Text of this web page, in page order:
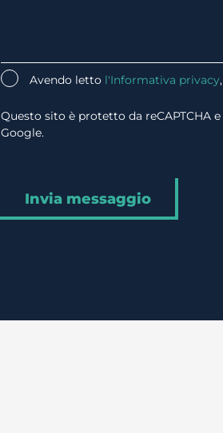
Avendo letto l'Informativa privacy
Questo sito è protetto da reCAPTCHA
Google.